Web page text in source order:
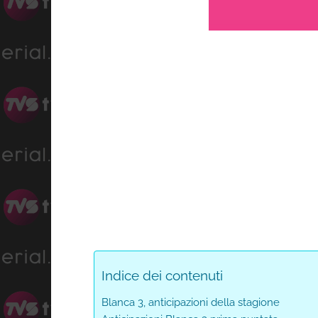
0%
0%
Indice dei contenuti
Blanca 3, anticipazioni della stagione